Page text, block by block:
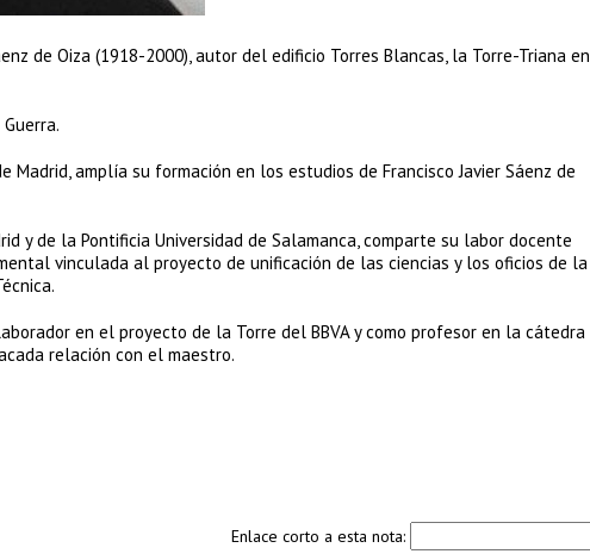
de Oiza (1918-2000), autor del edificio Torres Blancas, la Torre-Triana en
amplía su formación en los estudios de Francisco Javier Sáenz de
y de la Pontificia Universidad de Salamanca, comparte su labor docente
vinculada al proyecto de unificación de las ciencias y los oficios de la
en el proyecto de la Torre del BBVA y como profesor en la cátedra
relación con el maestro.
Enlace corto a esta nota: